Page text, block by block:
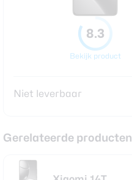
8.3
Bekijk product
Niet leverbaar
Gerelateerde producten